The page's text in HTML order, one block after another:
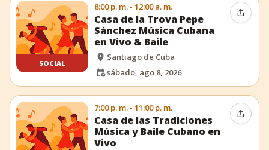
SOCIAL
8:00 p. m. - 12:00 a. m.
Casa de la Trova Pepe
Sánchez Música Cubana
en Vivo & Baile
Santiago de Cuba
sábado, ago 8, 2026
7:00 p. m. - 11:00 p. m.
Casa de las Tradiciones
Música y Baile Cubano en
Vivo